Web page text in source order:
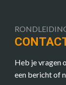
Heb je vragen
een bericht of